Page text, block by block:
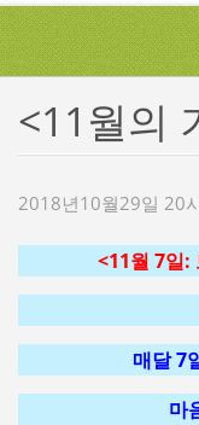
<11월의
2018년10월29일 20
<11월 7일:
매달 7
마